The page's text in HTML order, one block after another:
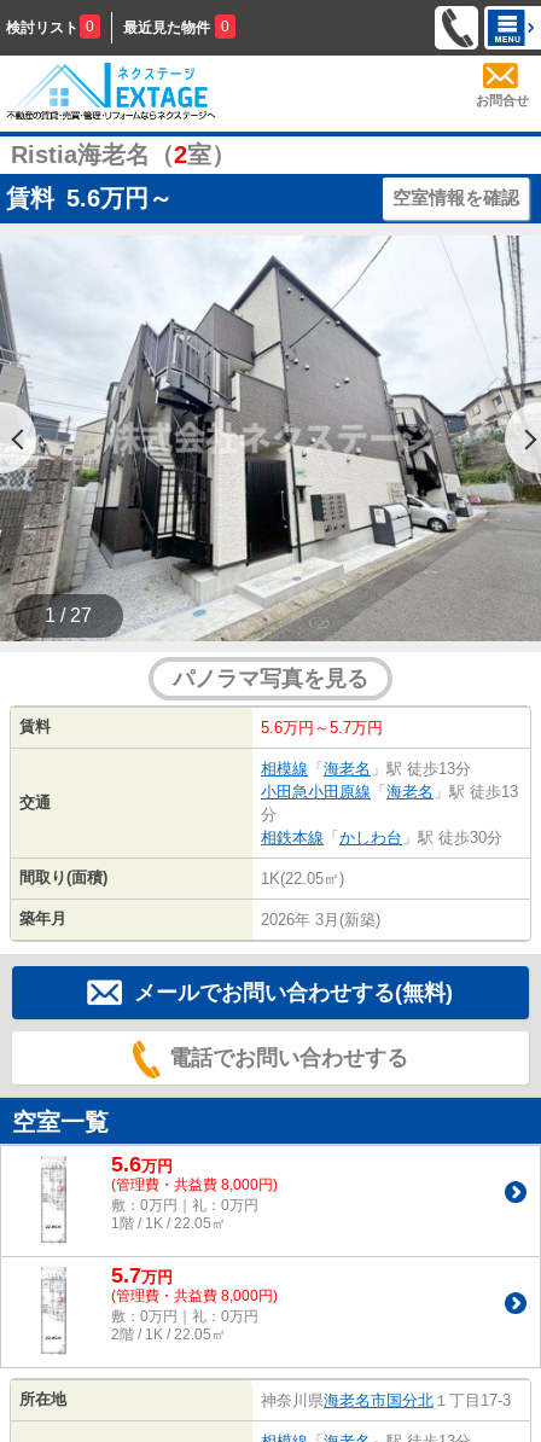
検討リスト 0 最近見た物件 0
お問合せ
Ristia海老名（2室）
賃料 5.6万円～ 空室情報を確認
1 / 27
パノラマ写真を見る
賃料 5.6万円～5.7万円
交通
相模線 「 海老名 」駅 徒歩13分
小田急小田原線 「 海老名 」駅 徒歩13
分
相鉄本線 「 かしわ台 」駅 徒歩30分
間取り(面積) 1K(22.05㎡)
築年月 2026年 3月(新築)
メールでお問い合わせする(無料)
電話でお問い合わせする
空室一覧
5.6万円
(管理費・共益費 8,000円)
敷：0万円｜礼：0万円
1階 / 1K / 22.05㎡
5.7万円
(管理費・共益費 8,000円)
敷：0万円｜礼：0万円
2階 / 1K / 22.05㎡
所在地 神奈川県海老名市国分北 １丁目17-3